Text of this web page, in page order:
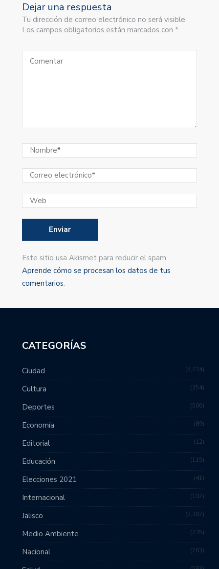
Dejar una respuesta
Tu dirección de correo electrónico no será visible.
Los campos obligatorios están marcados con *
Este sitio usa Akismet para reducir el spam.
Aprende cómo se procesan los datos de tus
comentarios.
CATEGORÍAS
Ciudad 4,734
Cultura 354
Deportes 506
Economía 89
Editorial 12
Educación 119
Elecciones 2021 41
Internacional 107
Jalisco 2,387
Medio Ambiente 235
Nacional 763